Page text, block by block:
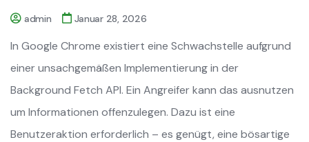
admin Januar 28, 2026
In Google Chrome existiert eine Schwachstelle aufgrund
einer unsachgemäßen Implementierung in der
Background Fetch API. Ein Angreifer kann das ausnutzen
um Informationen offenzulegen. Dazu ist eine
Benutzeraktion erforderlich – es genügt, eine bösartige